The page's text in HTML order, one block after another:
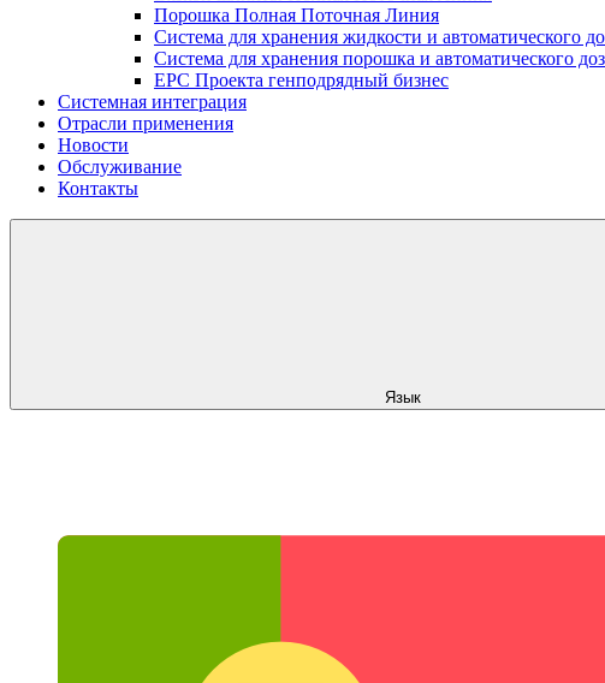
Порошка Полная Поточная Линия
Система для хранения жидкости и автоматического
Система для хранения порошка и автоматического
EPC Проекта генподрядный бизнес
Системная интеграция
Отрасли применения
Новости
Обслуживание
Контакты
Язык